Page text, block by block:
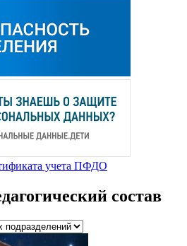
состав